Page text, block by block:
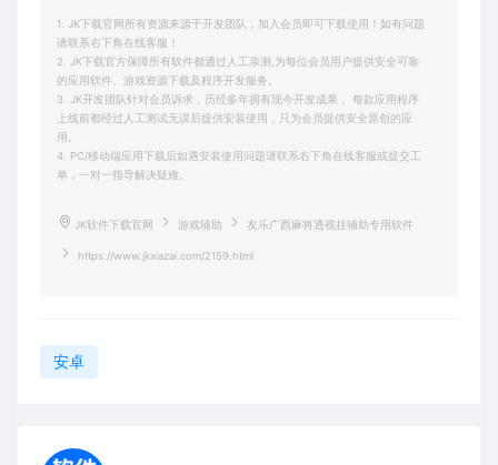
1. JK下载官网所有资源来源于开发团队，加入会员即可下载使用！如有问题
请联系右下角在线客服！
2. JK下载官方保障所有软件都通过人工亲测,为每位会员用户提供安全可靠
的应用软件、游戏资源下载及程序开发服务。
3. JK开发团队针对会员诉求，历经多年拥有现今开发成果， 每款应用程序
上线前都经过人工测试无误后提供安装使用，只为会员提供安全原创的应
用。
4. PC/移动端应用下载后如遇安装使用问题请联系右下角在线客服或提交工
单，一对一指导解决疑难。
JK软件下载官网 游戏辅助 友乐广西麻将透视挂辅助专用软件
https://www.jkxiazai.com/2159.html
安卓